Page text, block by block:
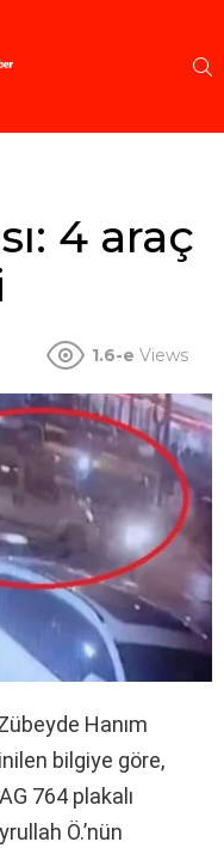
4 araç
1.6-e Views
Hanım
bilgiye göre,
764 plakalı
Ö.’nün